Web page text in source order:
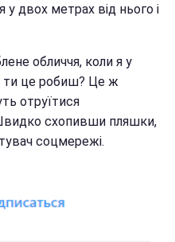
двох метрах від нього і
обличчя, коли я у
ти це робиш? Це ж
отруїтися
схопивши пляшки,
соцмережі.